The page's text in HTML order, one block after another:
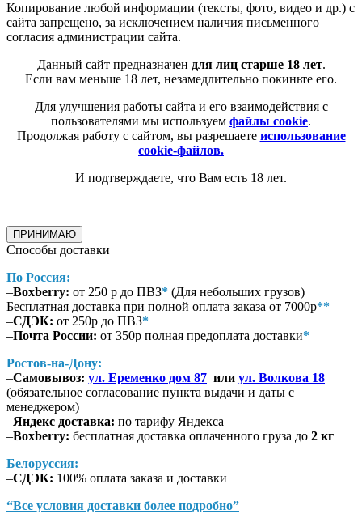
Копирование любой информации (тексты, фото, видео и др.) с
сайта запрещено, за исключением наличия письменного
согласия администрации сайта.
Данный сайт предназначен для лиц старше 18 лет.
Если вам меньше 18 лет, незамедлительно покиньте его.
Для улучшения работы сайта и его взаимодействия с
пользователями мы используем файлы cookie.
Продолжая работу с сайтом, вы разрешаете использование
cookie-файлов.
И подтверждаете, что Вам есть 18 лет.
ПРИНИМАЮ
Способы доставки
По Россия:
–Boxberry: от 250 р до ПВЗ* (Для небольших грузов)
Бесплатная доставка при полной оплата заказа от 7000р**
–СДЭК: от 250р до ПВЗ*
–Почта России: от 350р полная предоплата доставки*
Ростов-на-Дону:
–Самовывоз: ул. Еременко дом 87 или ул. Волкова 18
(обязательное согласование пункта выдачи и даты с
менеджером)
–Яндекс доставка: по тарифу Яндекса
–Boxberry: бесплатная доставка оплаченного груза до 2 кг
Белоруссия:
–СДЭК: 100% оплата заказа и доставки
“Все условия доставки более подробно”